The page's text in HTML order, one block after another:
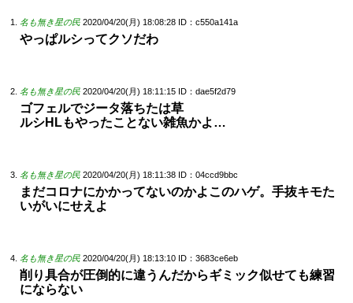
名も無き星の民 2020/04/20(月) 18:08:28 ID：c550a141a
やっぱルシってクソだわ
名も無き星の民 2020/04/20(月) 18:11:15 ID：dae5f2d79
ゴフェルでジータ落ちたは草
ルシHLもやったことない雑魚かよ…
名も無き星の民 2020/04/20(月) 18:11:38 ID：04ccd9bbc
まだコロナにかかってないのかよこのハゲ。手抜キモた
いがいにせえよ
名も無き星の民 2020/04/20(月) 18:13:10 ID：3683ce6eb
削り具合が圧倒的に違うんだからギミック似せても練習
にならない